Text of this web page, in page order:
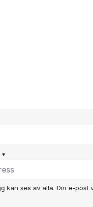
*
kan ses av alla. Din e-post